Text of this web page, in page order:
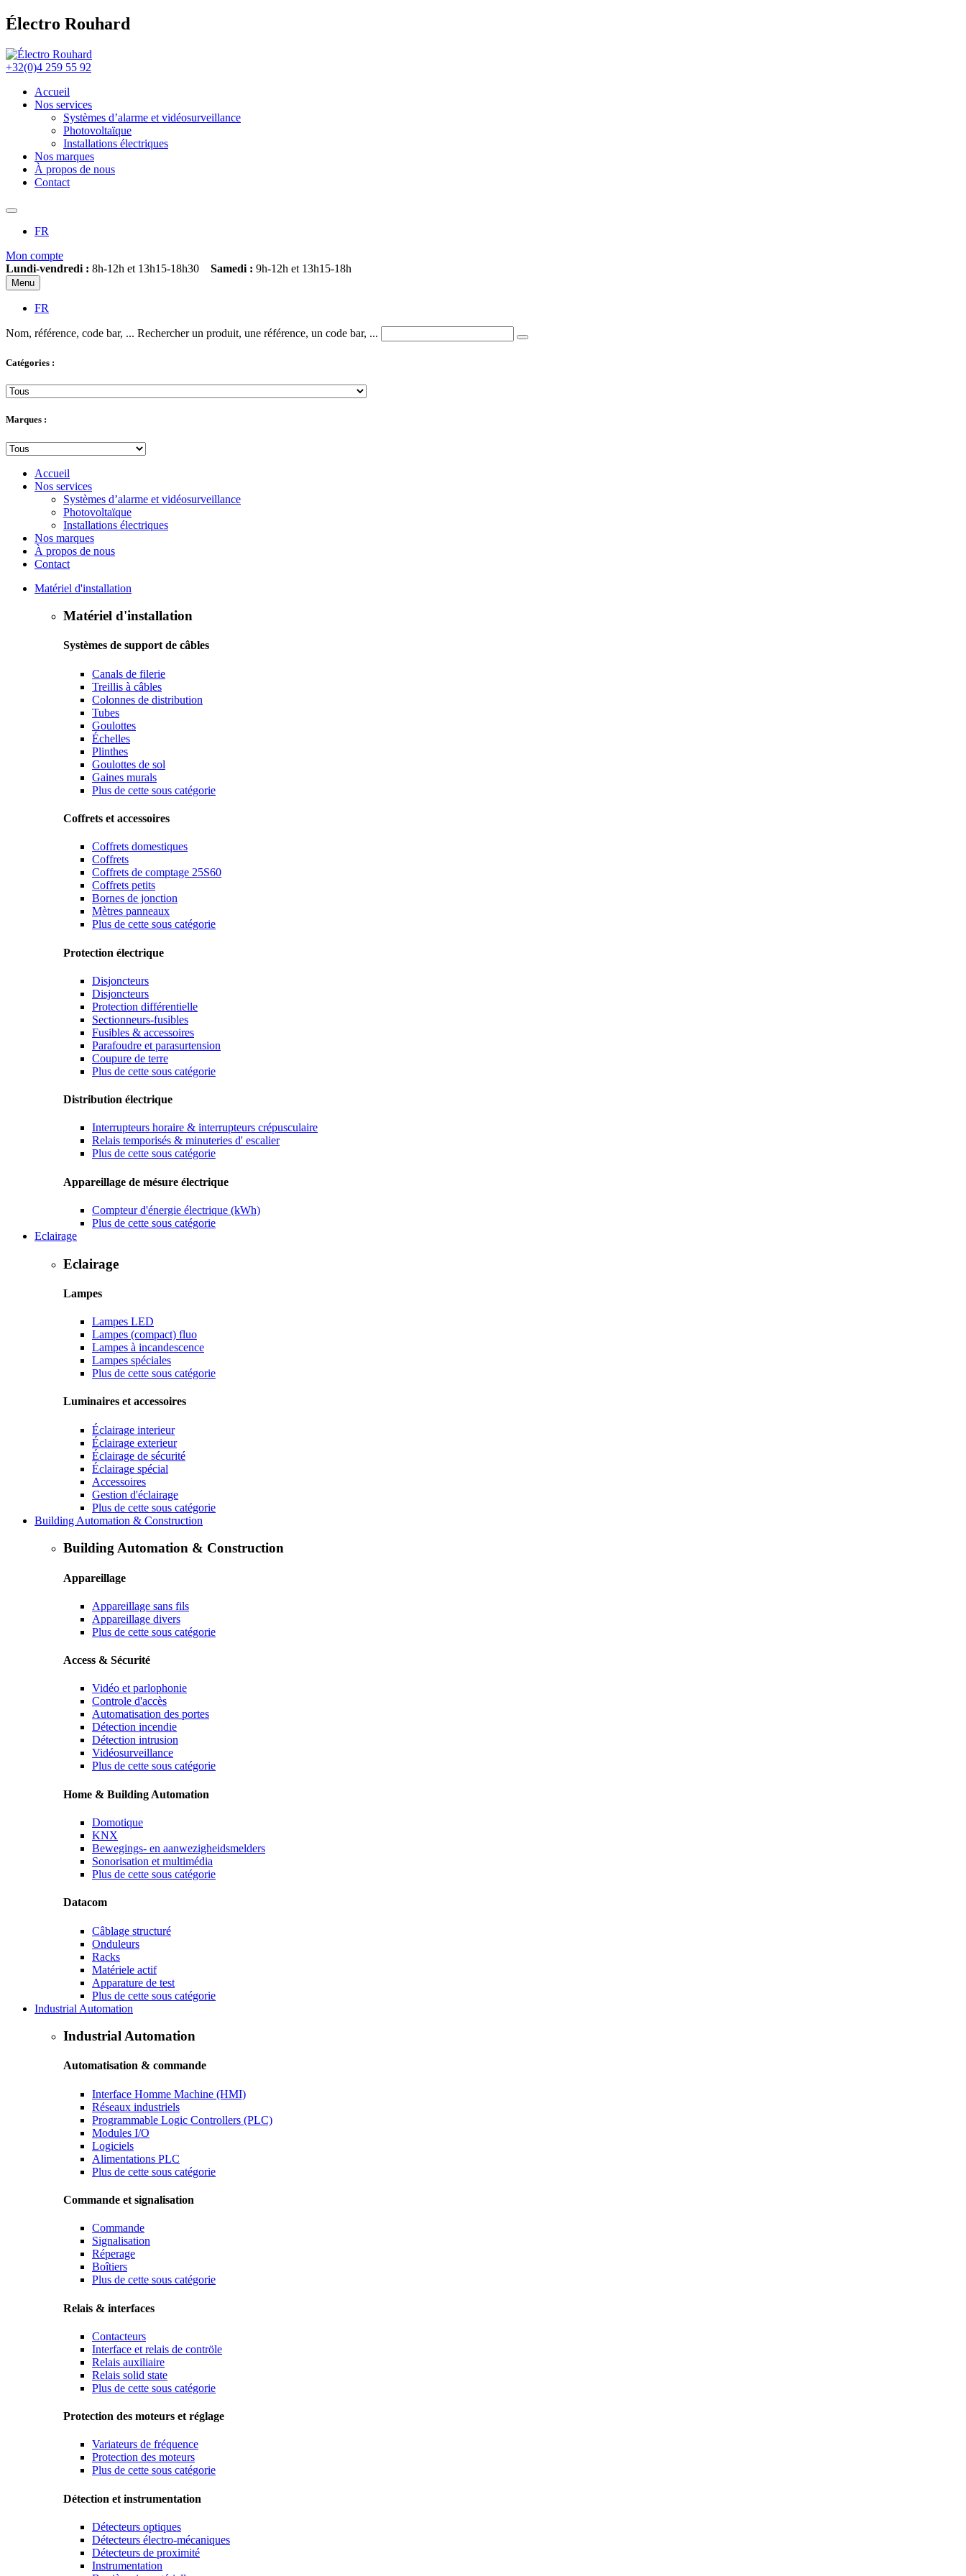
Électro Rouhard
+32(0)4 259 55 92
Accueil
Nos services
Systèmes d’alarme et vidéosurveillance
Photovoltaïque
Installations électriques
Nos marques
À propos de nous
Contact
FR
Mon compte
Lundi-vendredi : 8h-12h et 13h15-18h30 Samedi : 9h-12h et 13h15-18h
Menu
FR
Nom, référence, code bar, ... Rechercher un produit, une référence, un code bar, ...
Catégories :
Marques :
Accueil
Nos services
Systèmes d’alarme et vidéosurveillance
Photovoltaïque
Installations électriques
Nos marques
À propos de nous
Contact
Matériel d'installation
Matériel d'installation
Systèmes de support de câbles
Canals de filerie
Treillis à câbles
Colonnes de distribution
Tubes
Goulottes
Échelles
Plinthes
Goulottes de sol
Gaines murals
Plus de cette sous catégorie
Coffrets et accessoires
Coffrets domestiques
Coffrets
Coffrets de comptage 25S60
Coffrets petits
Bornes de jonction
Mètres panneaux
Plus de cette sous catégorie
Protection électrique
Disjoncteurs
Disjoncteurs
Protection différentielle
Sectionneurs-fusibles
Fusibles & accessoires
Parafoudre et parasurtension
Coupure de terre
Plus de cette sous catégorie
Distribution électrique
Interrupteurs horaire & interrupteurs crépusculaire
Relais temporisés & minuteries d' escalier
Plus de cette sous catégorie
Appareillage de mésure électrique
Compteur d'énergie électrique (kWh)
Plus de cette sous catégorie
Eclairage
Eclairage
Lampes
Lampes LED
Lampes (compact) fluo
Lampes à incandescence
Lampes spéciales
Plus de cette sous catégorie
Luminaires et accessoires
Éclairage interieur
Éclairage exterieur
Éclairage de sécurité
Éclairage spécial
Accessoires
Gestion d'éclairage
Plus de cette sous catégorie
Building Automation & Construction
Building Automation & Construction
Appareillage
Appareillage sans fils
Appareillage divers
Plus de cette sous catégorie
Access & Sécurité
Vidéo et parlophonie
Controle d'accès
Automatisation des portes
Détection incendie
Détection intrusion
Vidéosurveillance
Plus de cette sous catégorie
Home & Building Automation
Domotique
KNX
Bewegings- en aanwezigheidsmelders
Sonorisation et multimédia
Plus de cette sous catégorie
Datacom
Câblage structuré
Onduleurs
Racks
Matériele actif
Apparature de test
Plus de cette sous catégorie
Industrial Automation
Industrial Automation
Automatisation & commande
Interface Homme Machine (HMI)
Réseaux industriels
Programmable Logic Controllers (PLC)
Modules I/O
Logiciels
Alimentations PLC
Plus de cette sous catégorie
Commande et signalisation
Commande
Signalisation
Réperage
Boîtiers
Plus de cette sous catégorie
Relais & interfaces
Contacteurs
Interface et relais de contröle
Relais auxiliaire
Relais solid state
Plus de cette sous catégorie
Protection des moteurs et réglage
Variateurs de fréquence
Protection des moteurs
Plus de cette sous catégorie
Détection et instrumentation
Détecteurs optiques
Détecteurs électro-mécaniques
Détecteurs de proximité
Instrumentation